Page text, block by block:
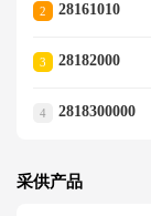
2 28161010
3 28182000
4 2818300000
采供产品